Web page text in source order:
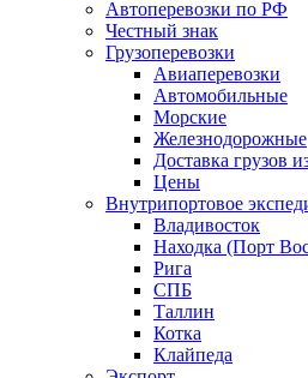
Автоперевозки по РФ
Честный знак
Грузоперевозки
Авиаперевозки
Автомобильные
Морские
Железнодорожные
Доставка грузов
Цены
Внутрипортовое
Владивосток
Находка (Порт
Рига
СПБ
Таллин
Котка
Клайпеда